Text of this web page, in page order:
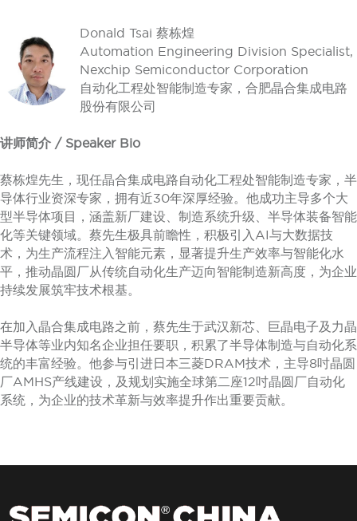
Donald Tsai 蔡栋煌
Automation Engineering Division Specialist,
Nexchip Semiconductor Corporation
自动化工程处智能制造专家，合肥晶合集成电路
股份有限公司
讲师简介 / Speaker Bio
蔡栋煌先生，现任晶合集成电路自动化工程处智能制造专家，半
导体行业资深专家，拥有近30年深厚经验。他成功主导多个大
型半导体项目，涵盖新厂建设、制造系统升级、半导体装备智能
化等关键领域。蔡先生极具前瞻性，积极引入AI与大数据技
术，为生产流程注入智能元素，显著提升生产效率与智能化水
平，推动晶圆厂从传统自动化生产迈向智能制造新高度，为企业
持续发展筑牢技术根基。
在加入晶合集成电路之前，蔡先生于武汉新芯、巨晶电子及力晶
半导体等业内知名企业担任要职，积累了半导体制造与自动化系
统的丰富经验。他参与引进日本三菱DRAM技术，主导8吋晶圆
厂AMHS产线建设，及规划实施全球第二座12吋晶圆厂自动化
系统，为企业的技术革新与效率提升作出重要贡献。